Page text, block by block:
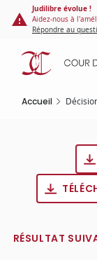
Panneau de gestion
contenu
principal
Judilibre évolue !
Aidez-nous à
Répondre au
Accueil
RÉSULTAT